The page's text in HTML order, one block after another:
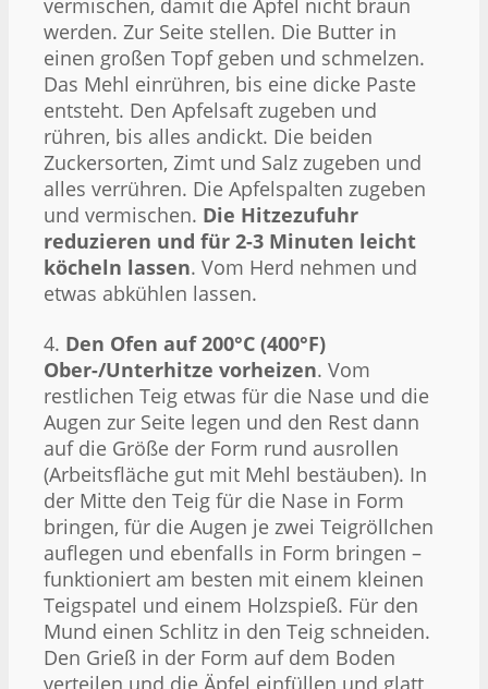
werden. Zur Seite stellen. Die Butter in
einen großen Topf geben und schmelzen.
Das Mehl einrühren, bis eine dicke Paste
entsteht. Den Apfelsaft zugeben und
rühren, bis alles andickt. Die beiden
Zuckersorten, Zimt und Salz zugeben und
alles verrühren. Die Apfelspalten zugeben
und vermischen. Die Hitzezufuhr
reduzieren und für 2-3 Minuten leicht
köcheln lassen. Vom Herd nehmen und
etwas abkühlen lassen.
4. Den Ofen auf 200°C (400°F)
Ober-/Unterhitze vorheizen. Vom
restlichen Teig etwas für die Nase und die
Augen zur Seite legen und den Rest dann
auf die Größe der Form rund ausrollen
(Arbeitsfläche gut mit Mehl bestäuben). In
der Mitte den Teig für die Nase in Form
bringen, für die Augen je zwei Teigröllchen
auflegen und ebenfalls in Form bringen –
funktioniert am besten mit einem kleinen
Teigspatel und einem Holzspieß. Für den
Mund einen Schlitz in den Teig schneiden.
Den Grieß in der Form auf dem Boden